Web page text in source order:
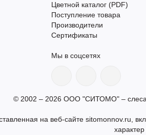
Цветной каталог (PDF)
Поступление товара
Производители
Сертификаты
Мы в соцсетях
© 2002 – 2026 ООО "СИТОМО" –
на веб-сайте sitomonnov.ru,